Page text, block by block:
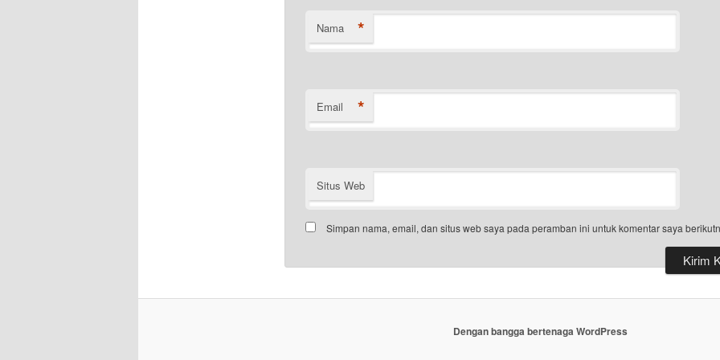
Nama *
Email *
Situs Web
Simpan nama, email, dan situs web saya pada peramban ini untuk komentar saya
Dengan bangga bertenaga WordPress